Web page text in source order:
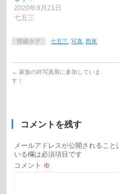
2020年9月21日
七五三
投稿タグ 七五三 ,写真 ,西尾
← 家族の絆写真展に参加していま
す！
コメントを残す
メールアドレスが公開されること
いる欄は必須項目です
コメント ※